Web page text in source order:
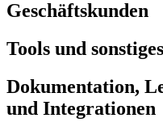
Geschäftskunden
Tools und sonstiges
Dokumentation,
und Integrationen